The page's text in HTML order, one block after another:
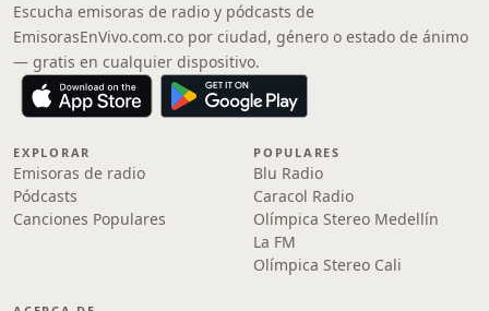
Escucha emisoras de radio y pódcasts de
EmisorasEnVivo.com.co por ciudad, género o estado de ánimo
— gratis en cualquier dispositivo.
EXPLORAR
Emisoras de radio
Pódcasts
Canciones Populares
POPULARES
Blu Radio
Caracol Radio
Olímpica Stereo Medellín
La FM
Olímpica Stereo Cali